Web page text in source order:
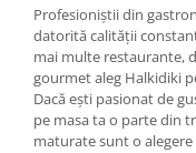
Profesioniștii din
datorită calității
mai multe restaurante,
gourmet aleg Halkidiki
Dacă ești pasionat de
pe masa ta o parte din
maturate sunt o alegere